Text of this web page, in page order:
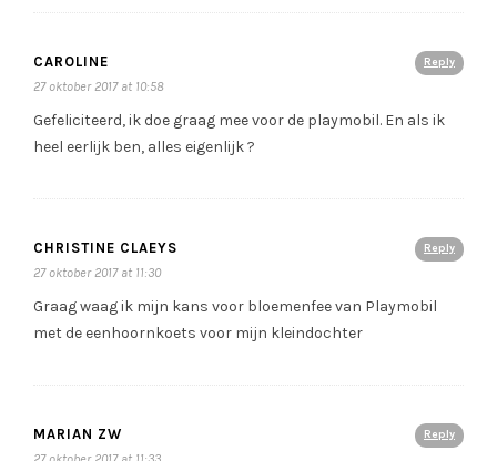
Reply
CAROLINE
27 oktober 2017 at 10:58
Gefeliciteerd, ik doe graag mee voor de playmobil. En als ik
heel eerlijk ben, alles eigenlijk ?
Reply
CHRISTINE CLAEYS
27 oktober 2017 at 11:30
Graag waag ik mijn kans voor bloemenfee van Playmobil
met de eenhoornkoets voor mijn kleindochter
Reply
MARIAN ZW